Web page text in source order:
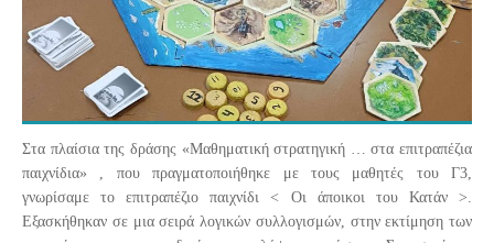
Στα πλαίσια της δράσης «Μαθηματική στρατηγική … στα επιτραπέζια
παιχνίδια» , που πραγματοποιήθηκε με τους μαθητές του Γ3,
γνωρίσαμε το επιτραπέζιο παιχνίδι < Οι άποικοι του Κατάν >.
Εξασκήθηκαν σε μια σειρά λογικών συλλογισμών, στην εκτίμηση των